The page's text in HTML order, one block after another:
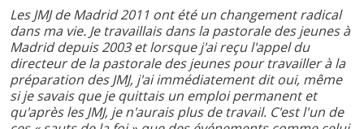
Les JMJ de Madrid 2011 ont été un changement radical
dans ma vie. Je travaillais dans la pastorale des jeunes à
Madrid depuis 2003 et lorsque j'ai reçu l'appel du
directeur de la pastorale des jeunes pour travailler à la
préparation des JMJ, j'ai immédiatement dit oui, même
si je savais que je quittais un emploi permanent et
qu'après les JMJ, je n'aurais plus de travail. C'est l'un de